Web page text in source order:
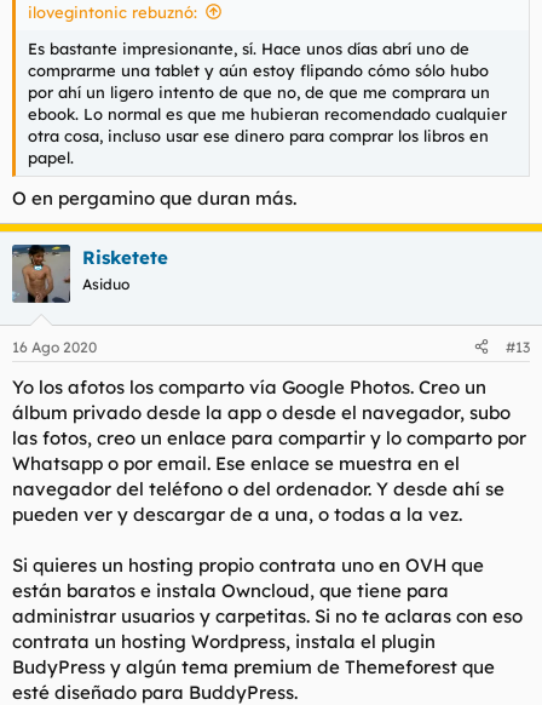
ilovegintonic rebuznó:
Es bastante impresionante, sí. Hace unos días abrí uno de
comprarme una tablet y aún estoy flipando cómo sólo hubo
por ahí un ligero intento de que no, de que me comprara un
ebook. Lo normal es que me hubieran recomendado cualquier
otra cosa, incluso usar ese dinero para comprar los libros en
papel.
O en pergamino que duran más.
Risketete
Asiduo
16 Ago 2020 #13
Yo los afotos los comparto vía Google Photos. Creo un
álbum privado desde la app o desde el navegador, subo
las fotos, creo un enlace para compartir y lo comparto por
Whatsapp o por email. Ese enlace se muestra en el
navegador del teléfono o del ordenador. Y desde ahí se
pueden ver y descargar de a una, o todas a la vez.
Si quieres un hosting propio contrata uno en OVH que
están baratos e instala Owncloud, que tiene para
administrar usuarios y carpetitas. Si no te aclaras con eso
contrata un hosting Wordpress, instala el plugin
BudyPress y algún tema premium de Themeforest que
esté diseñado para BuddyPress.